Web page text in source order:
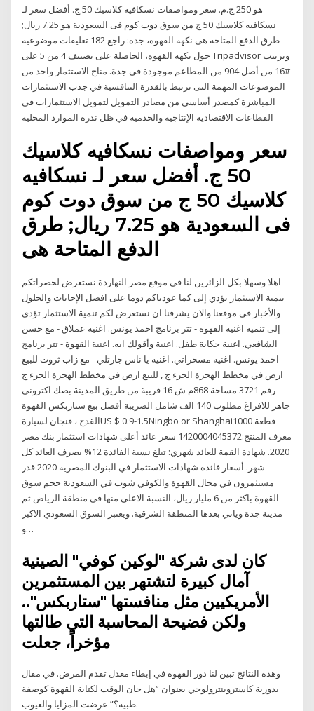
هو 250 ج.م. سعر ومواصفات نسكافيه كلاسيك 50 ج. أفضل سعر لـ
نسكافيه كلاسيك 50 ج من سوق دوت كوم فى السعودية هو 7.25 ريال;
طرق الدفع المتاحة هى نكهه القهوه، جدة: راجع 182 تعليقات موضوعية
حول نكهه القهوه، الحاصلة على تصنيف 4 من 5 على Tripadvisor وترتيب
#16 من أصل 904 من المطاعم موجودة في جدة. مناخ الاستثمار واحد من
الموضوعات المهمة التى ترتبط بالقدرة التنافسية في جذب الاستثمارات
المباشرة كمصدر أساسي من مصادر التمويل لتمويل الاستثمارات في
القطاعات الاقتصادية الإنتاجية والخدمية في ظل ندرة الموارد المحلية
سعر ومواصفات نسكافيه كلاسيك
50 ج. أفضل سعر لـ نسكافيه
كلاسيك 50 ج من سوق دوت كوم
فى السعودية هو 7.25 ريال; طرق
الدفع المتاحة هى
اهلا وسهلا بكل الزائرين لنا في موقع مصر النهاردة نستعرض لحضراتكم
تنمية الاستثمار تؤدي إلى كما عودناكم دوما على افضل الإجابات والحلول
والأخبار في موقعنا والان يشرفنا ان نستعرض لكم تنمية الاستثمار تؤدي
إلى تنمية اغنية القهوة - تتر برنامج احمد يونس. اغنية عملاق - مع حسن
الشافعي. اغنية حكاية طفل. اغنية وأقولك ايه. اغنية القهوة - تتر برنامج
احمد يونس. اغنية مسحراتي. اغنية يا ناس جارتلي - مع زاب ثروت للبيع
ارض في مخطط الهجرة الجزء ج , للبيع ارض في مخطط الهجرة الجزء ج
رقم 3721 مساحة 868م ش 16 قريبة من طريق المدينة بصك اكتروني
جاهز للافراغ مطلوب 140 الف شامل الضريبة أفضل بيع ستاربكس القهوة
القدح ، فنجان لسيارةUS $ 0.9-1.5Ningbo or Shanghai1000 قطعة
معرف المنتج:1420004045372 سعر عائد أعلى شهادات استثمار بنك مصر
2020. شهادة القمة للعائد شهري: تبلغ نسبة الفائدة 12% يصرف العائد كل
شهر. أسعار فائدة شهادات الاستثمار في البنوك المصرية 2020 قدر
مستثمرون في مجال القهوة والكوفي شوب في السعودية حجم سوق
القهوة باكثر من 6 مليار ريال، النسبة الاعلى منها في منطقة الرياض ثم
مدينة جدة وياتي بعدها المنطقة الشرقية. ويعتبر السوق السعودي الاكبر
و…
كان لدى شركة "لوكين كوفي" الصينية
آمال كبيرة لتشتهر بين المستثمرين
الأمريكيين مثل منافستها "ستاربكس"..
ولكن فضيحة المحاسبة التي طالتها
وهذه النتائج تبين لنا دور القهوة في إبطاء معدل تقدم المرض. في مقال
بدورية كاستروينترولوجي بعنوان “هل حان الوقت لكتابة القهوة كوصفة
طبية؟” عرضت المزايا والعيوب.